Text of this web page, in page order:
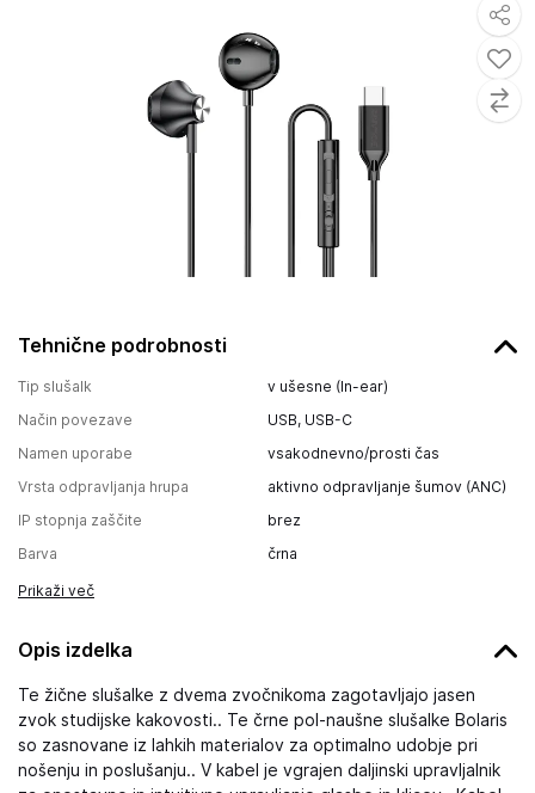
Tehnične podrobnosti
Tip slušalk
v ušesne (In-ear)
Način povezave
USB, USB-C
Namen uporabe
vsakodnevno/prosti čas
Vrsta odpravljanja hrupa
aktivno odpravljanje šumov (ANC)
IP stopnja zaščite
brez
Barva
črna
Prikaži več
Opis izdelka
Te žične slušalke z dvema zvočnikoma zagotavljajo jasen
zvok studijske kakovosti.. Te črne pol-naušne slušalke Bolaris
so zasnovane iz lahkih materialov za optimalno udobje pri
nošenju in poslušanju.. V kabel je vgrajen daljinski upravljalnik